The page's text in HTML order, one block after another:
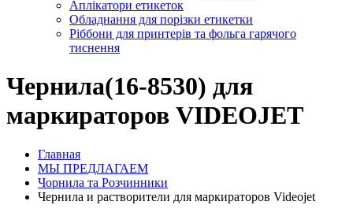
Аплікатори етикеток
Обладнання для порізки етикетки
Ріббони для принтерів та фольга гарячого
тиснення
Чернила(16-8530) для
маркираторов VIDEOJET
Главная
МЫ ПРЕДЛАГАЕМ
Чорнила та Розчинники
Чернила и растворители для маркираторов Videojet